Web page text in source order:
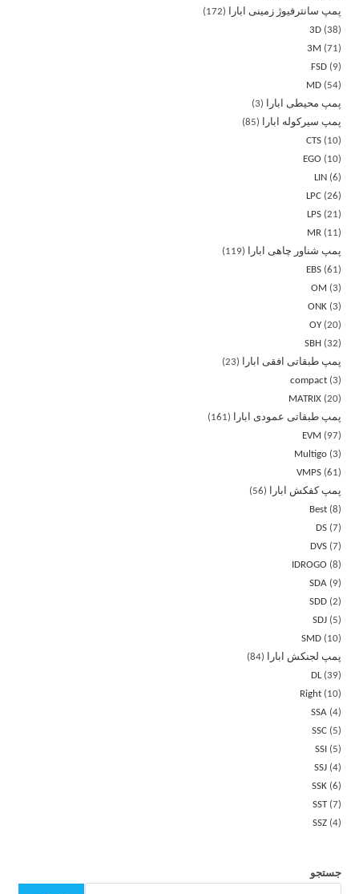
پمپ سانترفیوژ زمینی ابارا
172
3D 38
3M
71
FSD
9
MD
54
پمپ محیطی ابارا
3
پمپ سیرکوله ابارا
85
CTS
10
EGO
10
LIN
6
LPC 26
LPS 21
MR
11
پمپ شناور چاهی ابارا
119
EBS 61
OM
3
ONK 3
OY 20
SBH
32
پمپ طبقاتی افقی ابارا
23
compact 3
MATRIX 20
پمپ طبقاتی عمودی ابارا
161
EVM
97
Multigo 3
VMPS 61
پمپ کفکش ابارا
56
Best 8
DS 7
DVS 7
IDROGO
8
SDA
9
SDD 2
SDJ
5
SMD
10
پمپ لجنکش ابارا
84
DL 39
Right
10
SSA 4
SSC
5
SSI
5
SSJ 4
SSK 6
SST 7
SSZ 4
جستجو